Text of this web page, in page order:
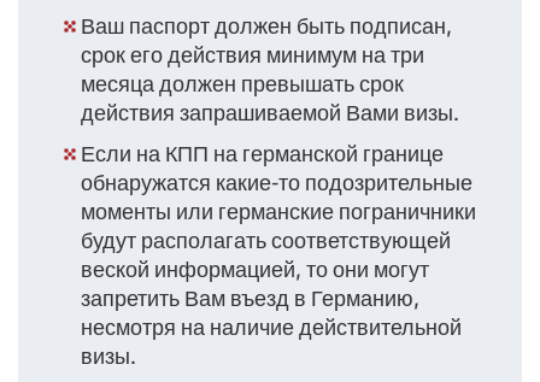
Ваш паспорт должен быть подписан,
срок его действия минимум на три
месяца должен превышать срок
действия запрашиваемой Вами визы.
Если на КПП на германской границе
обнаружатся какие-то подозрительные
моменты или германские пограничники
будут располагать соответствующей
веской информацией, то они могут
запретить Вам въезд в Германию,
несмотря на наличие действительной
визы.